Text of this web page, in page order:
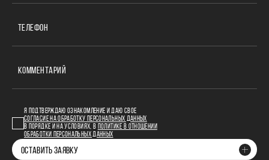
ТЕЛЕФОН
КОММЕНТАРИЙ
Я ПОДТВЕРЖДАЮ ОЗНАКОМЛЕНИЕ И ДАЮ СВОЕ
СОГЛАСИЕ НА ОБРАБОТКУ ПЕРСОНАЛЬНЫХ ДАННЫХ
В ПОРЯДКЕ И НА УСЛОВИЯХ, В
ПОЛИТИКЕ В ОТНОШЕНИИ
ОБРАБОТКИ ПЕРСОНАЛЬНЫХ ДАННЫХ
ОСТАВИТЬ ЗАЯВКУ